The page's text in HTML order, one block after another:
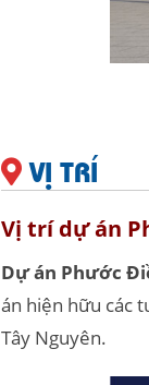
VỊ TRÍ
Vị trí dự án
Dự án Phước
án hiện hữu các
Tây Nguyên.